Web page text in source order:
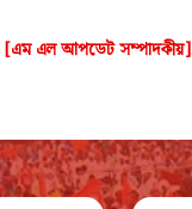
[এম এল আপডেট সম্পাদকীয়]